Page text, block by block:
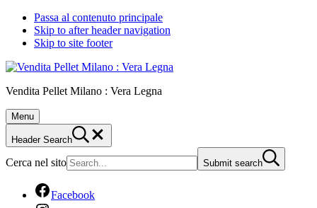
Passa al contenuto principale
Skip to after header navigation
Skip to site footer
Vendita Pellet Milano : Vera Legna
Menu
Header Search
Cerca nel sito Submit search
Facebook